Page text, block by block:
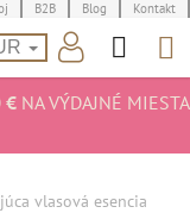
B2B Blog Kontakt
€NA VÝDAJNÉ MIESTA
vlasová esencia